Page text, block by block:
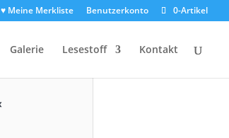
♥ Meine Merkliste Benutzerkonto 0-Artikel
Galerie Lesestoff Kontakt